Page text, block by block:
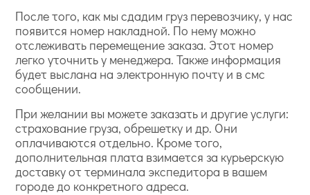
После того, как мы сдадим груз перевозчику, у нас
появится номер накладной. По нему можно
отслеживать перемещение заказа. Этот номер
легко уточнить у менеджера. Также информация
будет выслана на электронную почту и в смс
сообщении.
При желании вы можете заказать и другие услуги:
страхование груза, обрешетку и др. Они
оплачиваются отдельно. Кроме того,
дополнительная плата взимается за курьерскую
доставку от терминала экспедитора в вашем
городе до конкретного адреса.